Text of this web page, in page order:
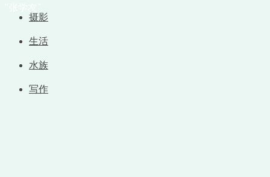
摄影
生活
水族
写作